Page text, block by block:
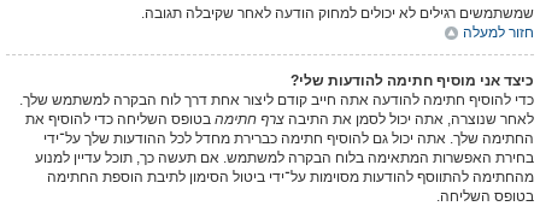
שמשתמשים רגילים לא יכולים למחוק הודעה לאחר שקיבלה תגובה.
חזור למעלה
כיצד אני מוסיף חתימה להודעות שלי?
כדי להוסיף חתימה להודעה אתה חייב קודם ליצור אחת דרך לוח הבקרה למשתמש שלך.
לאחר שנוצרה, אתה יכול לסמן את התיבה צרף חתימה בטופס השליחה כדי להוסיף את
החתימה שלך. אתה יכול גם להוסיף חתימה כברירת מחדל לכל ההודעות שלך על־ידי
בחירת האפשרות המתאימה בלוח הבקרה למשתמש. אם תעשה כך, תוכל עדיין למנוע
מהחתימה להתווסף להודעות מסוימות על־ידי ביטול הסימון לתיבת הוספת החתימה
בטופס השליחה.